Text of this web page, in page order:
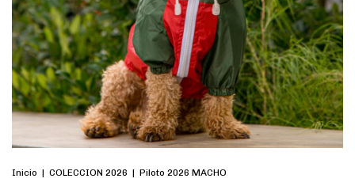
Inicio | COLECCION 2026 | Piloto 2026 MACHO